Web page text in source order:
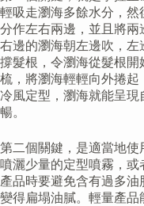
輕吸走瀏海多餘水分，
分作左右兩邊，並且將兩
右邊的瀏海朝左邊吹，
撐髮根，令瀏海從髮根開
梳，將瀏海輕輕向外捲起
冷風定型，瀏海就能呈
暢。
第二個關鍵，是適當地使
噴灑少量的定型噴霧，
產品時要避免含有過多
變得扁塌油膩。輕量產